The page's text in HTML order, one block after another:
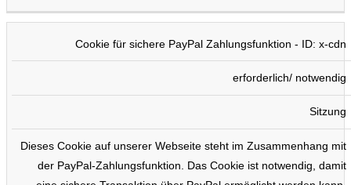
Cookie für sichere PayPal Zahlungsfunktion - ID: x-cdn
erforderlich/ notwendig
Sitzung
Dieses Cookie auf unserer Webseite steht im Zusammenhang mit
der PayPal-Zahlungsfunktion. Das Cookie ist notwendig, damit